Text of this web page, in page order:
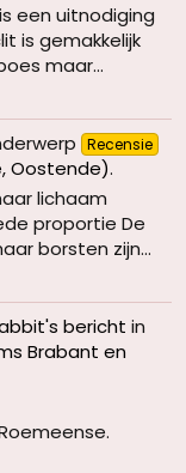
een uitnodiging
is gemakkelijk
maar...
Recensie
Oostende).
lichaam
proportie De
borsten zijn...
bericht in
Brabant en